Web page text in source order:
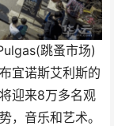
跳蚤市场)
宜诺斯艾利斯的
迎来8万多名观
，音乐和艺术。